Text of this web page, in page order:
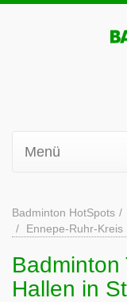
Menü
Badminton HotSpots
Ennepe-Ruhr-Kreis
Badminton
Hallen in